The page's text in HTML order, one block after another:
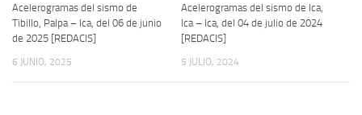
Acelerogramas del sismo de
Tibillo, Palpa – Ica, del 06 de junio
de 2025 [REDACIS]
6 JUNIO, 2025
Acelerogramas del sismo de Ica,
Ica – Ica, del 04 de julio de 2024
[REDACIS]
5 JULIO, 2024